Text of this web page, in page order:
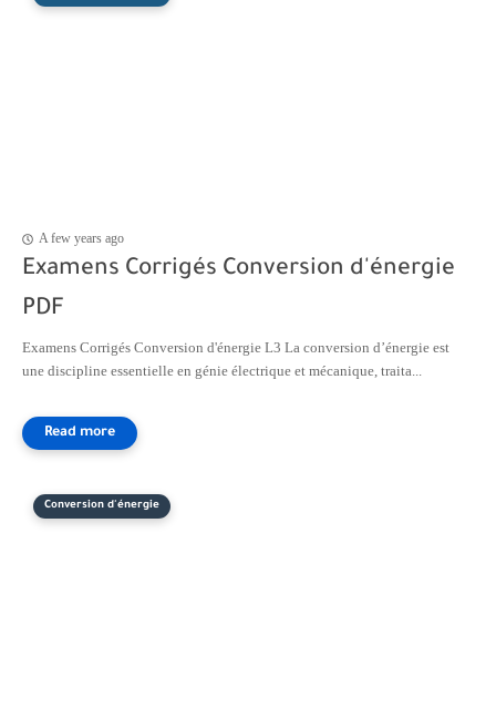
A few years ago
Examens Corrigés Conversion d'énergie
PDF
Examens Corrigés Conversion d'énergie L3 La conversion d’énergie est
une discipline essentielle en génie électrique et mécanique, traita...
Conversion d'énergie